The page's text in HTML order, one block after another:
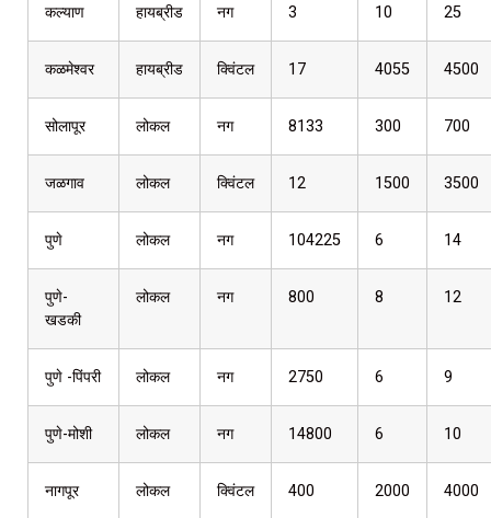
कल्याण हायब्रीड नग 3 10 25
कळमेश्वर हायब्रीड क्विंटल 17 4055 4500
सोलापूर लोकल नग 8133 300 700
जळगाव लोकल क्विंटल 12 1500 3500
पुणे लोकल नग 104225 6 14
पुणे-
खडकी
लोकल नग 800 8 12
पुणे -पिंपरी लोकल नग 2750 6 9
पुणे-मोशी लोकल नग 14800 6 10
नागपूर लोकल क्विंटल 400 2000 4000